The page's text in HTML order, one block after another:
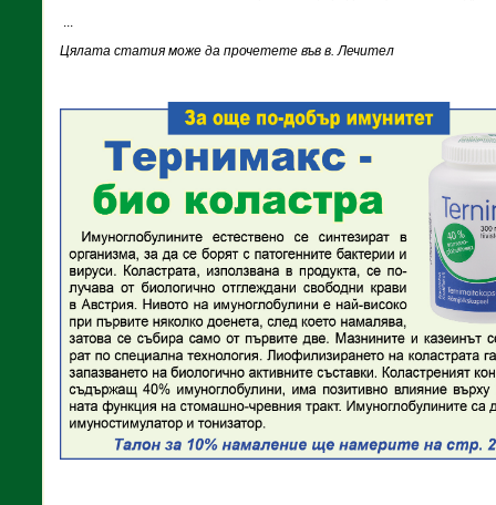
...
Цялата статия може да прочетете във в. Лечител